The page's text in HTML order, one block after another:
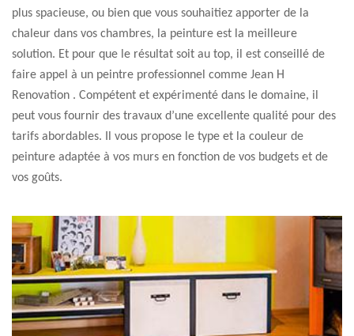
plus spacieuse, ou bien que vous souhaitiez apporter de la
chaleur dans vos chambres, la peinture est la meilleure
solution. Et pour que le résultat soit au top, il est conseillé de
faire appel à un peintre professionnel comme Jean H
Renovation . Compétent et expérimenté dans le domaine, il
peut vous fournir des travaux d’une excellente qualité pour des
tarifs abordables. Il vous propose le type et la couleur de
peinture adaptée à vos murs en fonction de vos budgets et de
vos goûts.